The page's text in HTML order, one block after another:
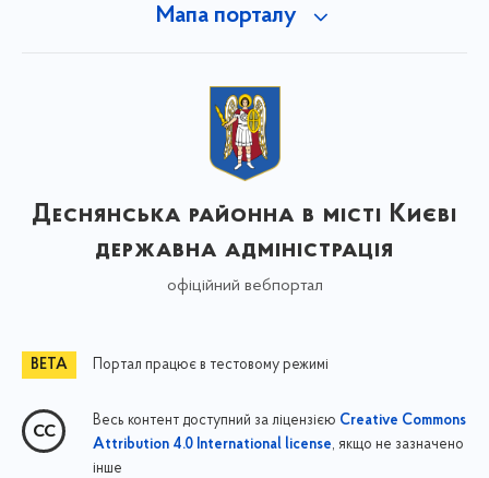
Мапа порталу
Деснянська районна в місті Києві
державна адміністрація
офіційний вебпортал
Портал працює в тестовому режимі
Весь контент доступний за ліцензією Creative Commons
Attribution 4.0 International license, якщо не зазначено
інше